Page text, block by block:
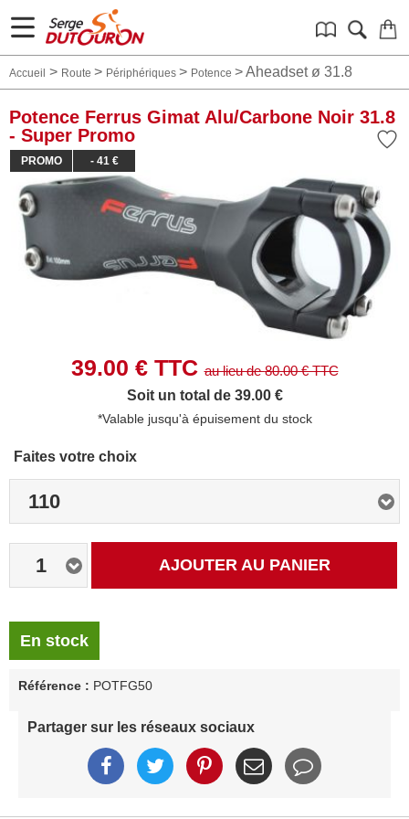
Accueil > Route > Périphériques > Potence >Aheadset ø 31.8
Potence Ferrus Gimat Alu/Carbone Noir 31.8
- Super Promo
PROMO - 41 €
39.00 € TTCau lieu de80.00€ TTC
Soit un total de 39.00 €
*Valable jusqu'à épuisement du stock
Faites votre choix
110
1 AJOUTER AU PANIER
En stock
Référence : POTFG50
Partager sur les réseaux sociaux